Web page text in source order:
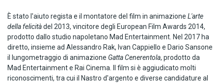
È stato l'aiuto regista e il montatore del film in animazione L'arte
della felicitàdel 2013, vincitore degli European Film Awards 2014,
prodotto dallo studio napoletano Mad Entertainment. Nel 2017 ha
diretto, insieme ad Alessandro Rak, Ivan Cappiello e Dario Sansone
il lungometraggio di animazione Gatta Cenerentola, prodotto da
Mad Entertainment e Rai Cinema. Il film si è aggiudicato molti
riconoscimenti, tra cui il Nastro d'argento e diverse candidature al